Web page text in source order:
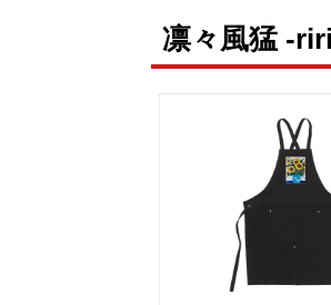
凛々風猛 -